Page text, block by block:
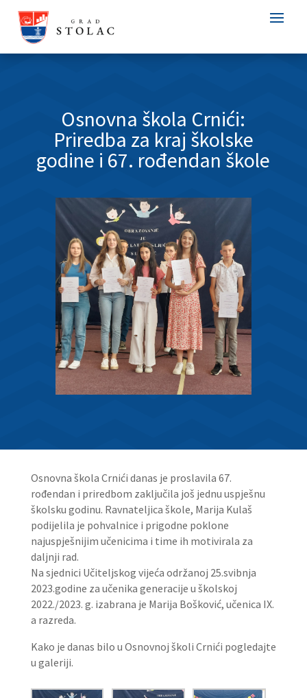
Osnovna škola Crnići:
Priredba za kraj školske
godine i 67. rođendan škole
Osnovna škola Crnići danas je proslavila 67.
rođendan i priredbom zaključila još jednu uspješnu
školsku godinu. Ravnateljica škole, Marija Kulaš
podijelila je pohvalnice i prigodne poklone
najuspješnijim učenicima i time ih motivirala za
daljnji rad.
Na sjednici Učiteljskog vijeća održanoj 25.svibnja
2023.godine za učenika generacije u školskoj
2022./2023. g. izabrana je Marija Bošković, učenica IX.
a razreda.
Kako je danas bilo u Osnovnoj školi Crnići pogledajte
u galeriji.